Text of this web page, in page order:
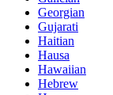
Georgian
Gujarati
Haitian
Hausa
Hawaiian
Hebrew